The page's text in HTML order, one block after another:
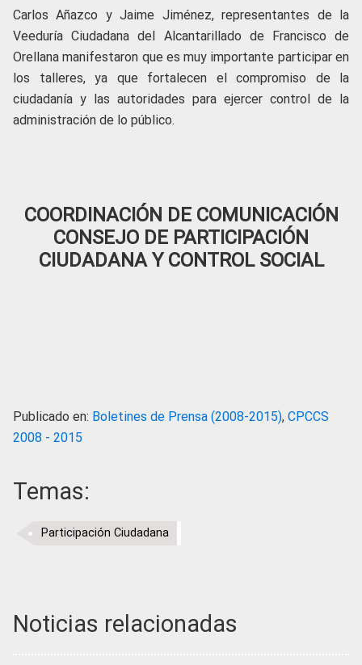
Carlos Añazco y Jaime Jiménez, representantes de la
Veeduría Ciudadana del Alcantarillado de Francisco de
Orellana manifestaron que es muy importante participar en
los talleres, ya que fortalecen el compromiso de la
ciudadanía y las autoridades para ejercer control de la
administración de lo público.
COORDINACIÓN DE COMUNICACIÓN
CONSEJO DE PARTICIPACIÓN
CIUDADANA Y CONTROL SOCIAL
Publicado en: Boletines de Prensa (2008-2015), CPCCS
2008 - 2015
Temas:
Participación Ciudadana
Noticias relacionadas